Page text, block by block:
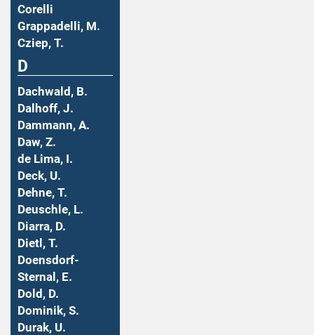
Corelli
Grappadelli, M.
Cziep, T.
D
Dachwald, B.
Dalhoff, J.
Dammann, A.
Daw, Z.
de Lima, I.
Deck, U.
Dehne, T.
Deuschle, L.
Diarra, D.
Dietl, T.
Doensdorf-
Sternal, E.
Dold, D.
Dominik, S.
Durak, U.